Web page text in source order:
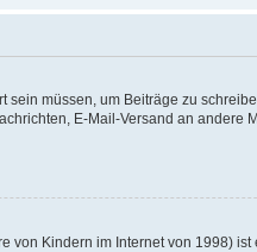
müssen, um Beiträge zu
E-Mail-Versand an andere
von Kindern im Internet von 1998)